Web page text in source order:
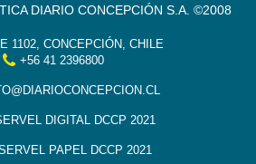
DIARIO CONCEPCIÓN S.A. ©2008
1102, CONCEPCIÓN, CHILE
+56 41 2396800
DIGITAL DCCP 2021
PAPEL DCCP 2021